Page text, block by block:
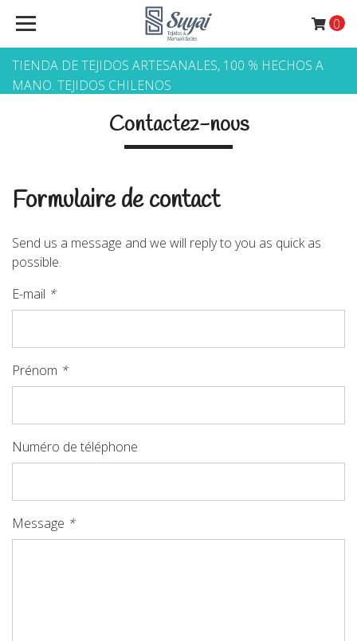
TIENDA DE TEJIDOS ARTESANALES, 100 % HECHOS A
MANO. TEJIDOS CHILENOS
0
Contactez-nous
Formulaire de contact
Send us a message and we will reply to you as quick as
possible.
E-mail *
Prénom *
Numéro de téléphone
Message *